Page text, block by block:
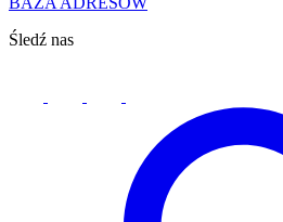
Śledź nas